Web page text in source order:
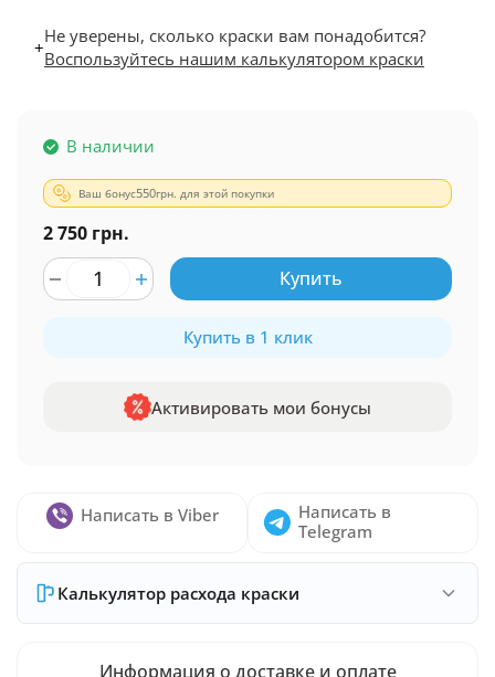
+Не уверены, сколько краски вам понадобится?
Воспользуйтесь нашим калькулятором краски
В наличии
Ваш бонус550грн. для этой покупки
2 750 грн.
Купить
Купить в 1 клик
Активировать мои бонусы
Написать в Viber
Написать в
Telegram
Калькулятор расхода краски
Информация о доставке и оплате